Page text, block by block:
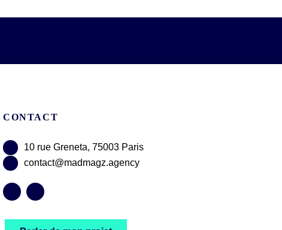
CONTACT
10 rue Greneta, 75003 Paris
contact@madmagz.agency